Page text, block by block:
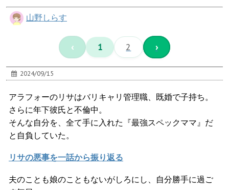
山野しらす
‹ 1 2 ›
2024/09/15
アラフォーのリサはバリキャリ管理職、既婚で子持ち。
さらに年下彼氏と不倫中。
そんな自分を、全て手に入れた『最強スペックママ』だ
と自負していた。
リサの悪事を一話から振り返る
夫のことも娘のこともないがしろにし、自分勝手に過ご